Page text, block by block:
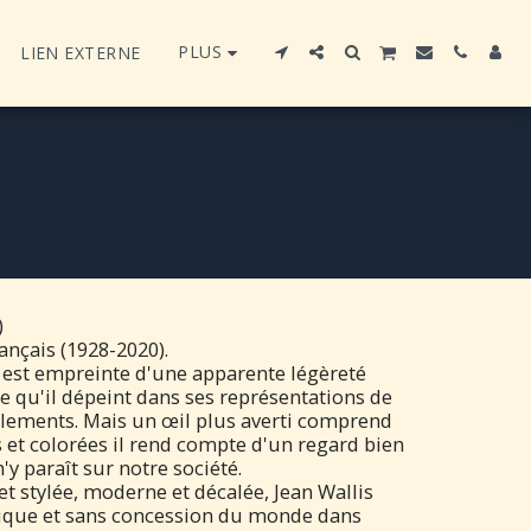
LIEN EXTERNE PLUS
(1928-2020).
empreinte d'une apparente légèreté
qu'il dépeint dans ses représentations de
Mais un œil plus averti comprend
colorées il rend compte d'un regard bien
paraît sur notre société.
stylée, moderne et décalée, Jean Wallis
et sans concession du monde dans